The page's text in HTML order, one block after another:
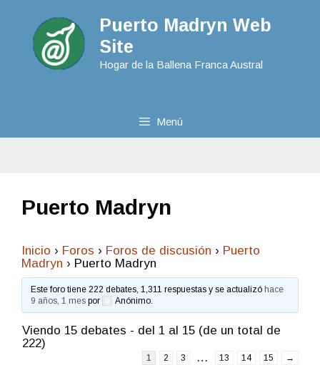
Puerto Madryn Web
Site
Hogar de la Ballena Franca Austral
Menú
Puerto Madryn
Inicio › Foros › Foros de discusión › Puerto
Madryn › Puerto Madryn
Este foro tiene 222 debates, 1,311 respuestas y se actualizóhace
9 años, 1 mes por Anónimo
Viendo 15 debates - del 1 al 15 (de un total de
222)
1 2 3 … 13 14 15 →